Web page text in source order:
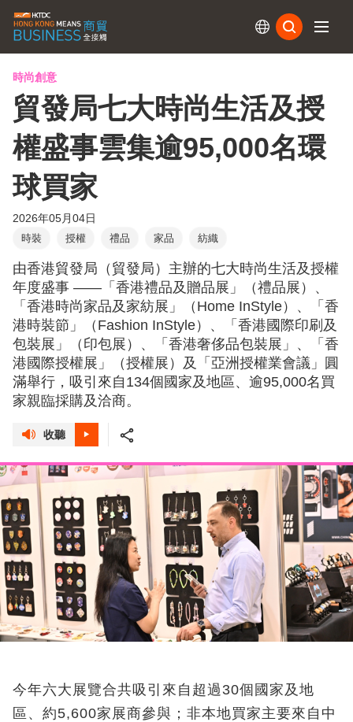
時尚創意
貿發局七大時尚生活及授
權盛事雲集逾95,000名環
球買家
2026年05月04日
時裝 授權 禮品 家品 紡織
由香港貿發局（貿發局）主辦的七大時尚生活及授權
年度盛事 ——「香港禮品及贈品展」（禮品展）、
「香港時尚家品及家紡展」（Home InStyle）、「香
港時裝節」（Fashion InStyle）、「香港國際印刷及
包裝展」（印包展）、「香港奢侈品包裝展」、「香
港國際授權展」（授權展）及「亞洲授權業會議」圓
滿舉行，吸引來自134個國家及地區、逾95,000名買
家親臨採購及洽商。
收聽
今年六大展覽合共吸引來自超過30個國家及地
區、約5,600家展商參與；非本地買家主要來自中